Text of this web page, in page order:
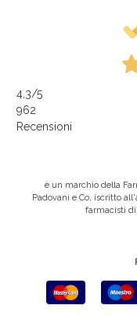
4,3/5
962
Recensioni
è un marchio della
Padovani e Co, iscritto
farmacisti di